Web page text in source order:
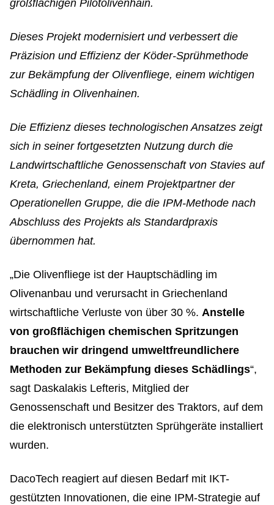
großflächigen Pilotolivenhain.
Dieses Projekt modernisiert und verbessert die
Präzision und Effizienz der Köder-Sprühmethode
zur Bekämpfung der Olivenfliege, einem wichtigen
Schädling in Olivenhainen.
Die Effizienz dieses technologischen Ansatzes zeigt
sich in seiner fortgesetzten Nutzung durch die
Landwirtschaftliche Genossenschaft von Stavies auf
Kreta, Griechenland, einem Projektpartner der
Operationellen Gruppe, die die IPM-Methode nach
Abschluss des Projekts als Standardpraxis
übernommen hat.
„Die Olivenfliege ist der Hauptschädling im
Olivenanbau und verursacht in Griechenland
wirtschaftliche Verluste von über 30 %. Anstelle
von großflächigen chemischen Spritzungen
brauchen wir dringend umweltfreundlichere
Methoden zur Bekämpfung dieses Schädlings“,
sagt Daskalakis Lefteris, Mitglied der
Genossenschaft und Besitzer des Traktors, auf dem
die elektronisch unterstützten Sprühgeräte installiert
wurden.
DacoTech reagiert auf diesen Bedarf mit IKT-
gestützten Innovationen, die eine IPM-Strategie auf